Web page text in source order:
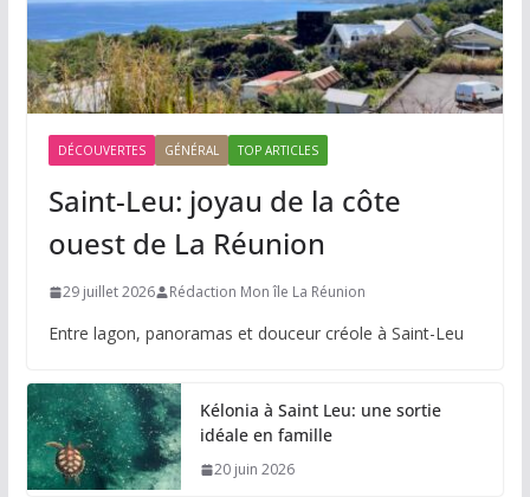
DÉCOUVERTES GÉNÉRAL TOP ARTICLES
Saint-Leu: joyau de la côte
ouest de La Réunion
29 juillet 2026 Rédaction Mon île La Réunion
Entre lagon, panoramas et douceur créole à Saint-Leu
Kélonia à Saint Leu: une sortie
idéale en famille
20 juin 2026